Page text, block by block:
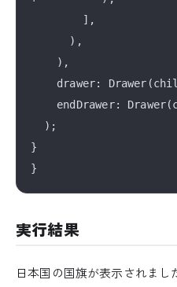
        ],
      ),
    ),
drawer:
endDrawer:
  );
}
実行結果
日本国の国旗が表示されまし